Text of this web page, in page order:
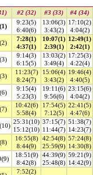
#2 (32) #3 (33) #4 (34)
9:23(5)
6:40(6)
13:06(3)
3:43(2)
17:10(2)
4:04(2)
7:28(1)
4:37(1)
10:07(1)
2:39(1)
12:49(1)
2:42(1)
9:14(3)
6:15(5)
13:03(2)
3:49(4)
17:25(3)
4:22(4)
11:23(7)
8:24(7)
15:06(4)
3:43(2)
19:46(4)
4:40(5)
9:15(4)
5:23(3)
19:11(6)
9:56(6)
23:15(6)
4:04(2)
10:42(6)
5:58(4)
17:54(5)
7:12(5)
22:41(5)
4:47(6)
25:31(10)
15:12(10)
37:15(7)
11:44(7)
51:38(7)
14:23(7)
16:55(8)
8:44(9)
42:54(8)
25:59(9)
57:24(8)
14:30(8)
18:51(9)
8:42(8)
44:39(9)
25:48(8)
59:21(9)
14:42(9)
7:52(2)